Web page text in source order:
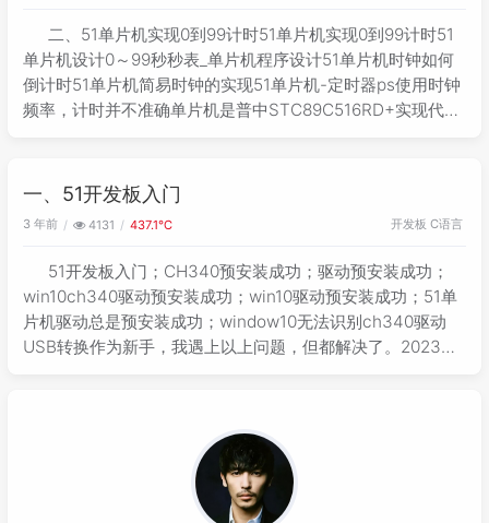
二、51单片机实现0到99计时51单片机实现0到99计时51
单片机设计0～99秒秒表_单片机程序设计51单片机时钟如何
倒计时51单片机简易时钟的实现51单片机-定时器ps使用时钟
频率，计时并不准确单片机是普中STC89C516RD+实现代码
一、51开发板入门
3 年前 4131 437.1℃ 开发板 C语言
51开发板入门；CH340预安装成功；驱动预安装成功；
win10ch340驱动预安装成功；win10驱动预安装成功；51单
片机驱动总是预安装成功；window10无法识别ch340驱动
USB转换作为新手，我遇上以上问题，但都解决了。2023年